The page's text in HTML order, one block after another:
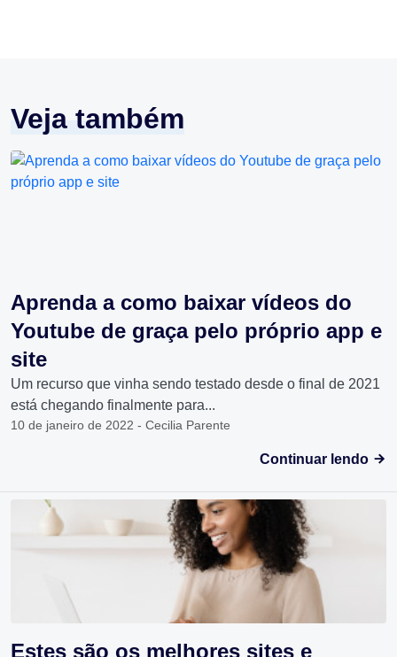
Veja também
Aprenda a como baixar vídeos do
Youtube de graça pelo próprio app e
site
Um recurso que vinha sendo testado desde o final de 2021
está chegando finalmente para...
10 de janeiro de 2022 - Cecilia Parente
Continuar lendo
Estes são os melhores sites e